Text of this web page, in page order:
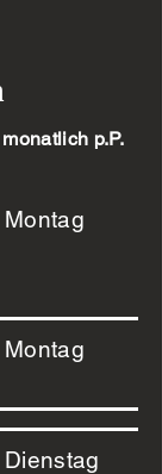
p.P.
Montag
Montag
Dienstag